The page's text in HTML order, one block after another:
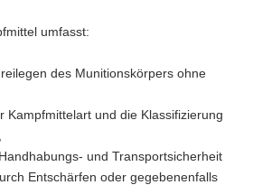
umfasst:
des Munitionskörpers ohne
Kampfmittelart und die Klassifizierung
und Transportsicherheit
Entschärfen oder gegebenenfalls